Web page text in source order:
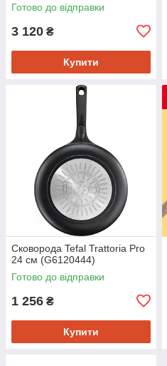
Готово до відправки
3 120 ₴
Купити
Сковорода Tefal Trattoria Pro
24 см (G6120444)
Готово до відправки
1 256 ₴
Купити